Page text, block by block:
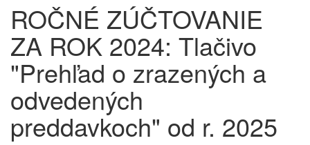
ROČNÉ ZÚČTOVANIE
ZA ROK 2024: Tlačivo
"Prehľad o zrazených a
odvedených
preddavkoch" od r. 2025